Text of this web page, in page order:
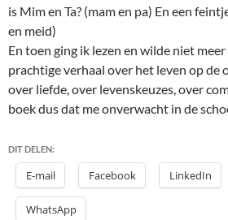
is Mim en Ta? (mam en pa) En een
en meid)
En toen ging ik lezen en wilde niet
prachtige verhaal over het leven op de
over liefde, over levenskeuzes, over
boek dus dat me onverwacht in de
DIT DELEN:
E-mail Facebook LinkedIn
WhatsApp